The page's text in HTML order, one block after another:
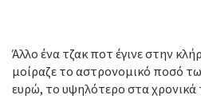
Άλλο ένα τζακ ποτ έγινε στην
μοίραζε το αστρονομικό ποσό
ευρώ, το υψηλότερο στα χρονικά